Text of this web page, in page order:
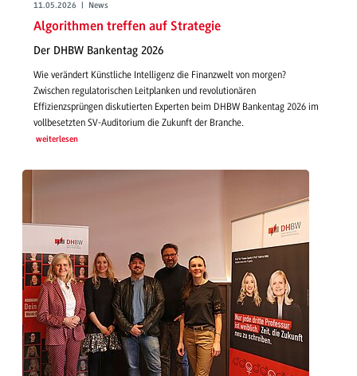
11.05.2026 | News
Algorithmen treffen auf Strategie
Der DHBW Bankentag 2026
Wie verändert Künstliche Intelligenz die Finanzwelt von morgen?
Zwischen regulatorischen Leitplanken und revolutionären
Effizienzsprüngen diskutierten Experten beim DHBW Bankentag 2026 im
vollbesetzten SV-Auditorium die Zukunft der Branche.
weiterlesen